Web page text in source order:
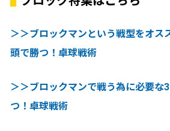
＞＞ブロックマンという戦型をオス
頭で勝つ！卓球戦術
＞＞ブロックマンで戦う為に必要な
つ！卓球戦術